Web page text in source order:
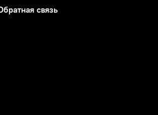
связь